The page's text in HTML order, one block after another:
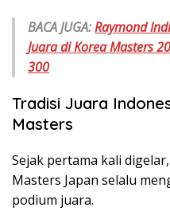
BACA JUGA:Raymond
Juara di Korea Masters
300
Tradisi Juara
Masters
Sejak pertama kali
Masters Japan selalu
podium juara.